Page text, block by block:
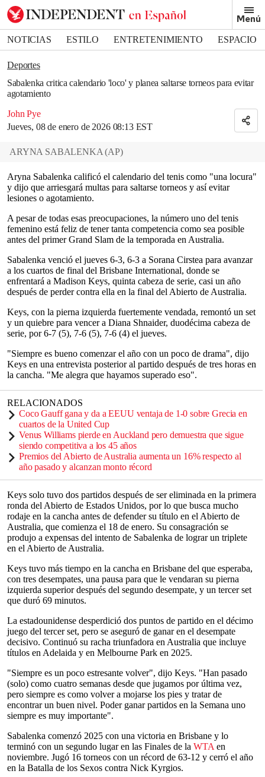
Menú
NOTICIAS ESTILO ENTRETENIMIENTO
ESPACIO
DEPORTES
Deportes
Sabalenka critica calendario 'loco' y planea saltarse torneos para evitar
agotamiento
John Pye
Jueves, 08 de enero de 2026 08:13 EST
Bookmark popover
Removed from bookmarks
Close popover
ARYNA SABALENKA (AP)
Aryna Sabalenka calificó el calendario del tenis como "una locura"
y dijo que arriesgará multas para saltarse torneos y así evitar
lesiones o agotamiento.
A pesar de todas esas preocupaciones, la número uno del tenis
femenino está feliz de tener tanta competencia como sea posible
antes del primer Grand Slam de la temporada en Australia.
Sabalenka venció el jueves 6-3, 6-3 a Sorana Cirstea para avanzar
a los cuartos de final del Brisbane International, donde se
enfrentará a Madison Keys, quinta cabeza de serie, casi un año
después de perder contra ella en la final del Abierto de Australia.
Keys, con la pierna izquierda fuertemente vendada, remontó un set
y un quiebre para vencer a Diana Shnaider, duodécima cabeza de
serie, por 6-7 (5), 7-6 (5), 7-6 (4) el jueves.
"Siempre es bueno comenzar el año con un poco de drama", dijo
Keys en una entrevista posterior al partido después de tres horas en
la cancha. "Me alegra que hayamos superado eso".
RELACIONADOS
Coco Gauff gana y da a EEUU ventaja de 1-0 sobre Grecia en
cuartos de la United Cup
Venus Williams pierde en Auckland pero demuestra que sigue
siendo competitiva a los 45 años
Premios del Abierto de Australia aumenta un 16% respecto al
año pasado y alcanzan monto récord
Keys solo tuvo dos partidos después de ser eliminada en la primera
ronda del Abierto de Estados Unidos, por lo que busca mucho
rodaje en la cancha antes de defender su título en el Abierto de
Australia, que comienza el 18 de enero. Su consagración se
produjo a expensas del intento de Sabalenka de lograr un triplete
en el Abierto de Australia.
Keys tuvo más tiempo en la cancha en Brisbane del que esperaba,
con tres desempates, una pausa para que le vendaran su pierna
izquierda superior después del segundo desempate, y un tercer set
que duró 69 minutos.
La estadounidense desperdició dos puntos de partido en el décimo
juego del tercer set, pero se aseguró de ganar en el desempate
decisivo. Continuó su racha triunfadora en Australia que incluye
títulos en Adelaida y en Melbourne Park en 2025.
"Siempre es un poco estresante volver", dijo Keys. "Han pasado
(solo) como cuatro semanas desde que jugamos por última vez,
pero siempre es como volver a mojarse los pies y tratar de
encontrar un buen nivel. Poder ganar partidos en la Semana uno
siempre es muy importante".
Sabalenka comenzó 2025 con una victoria en Brisbane y lo
terminó con un segundo lugar en las Finales de la WTA en
noviembre. Jugó 16 torneos con un récord de 63-12 y cerró el año
en la Batalla de los Sexos contra Nick Kyrgios.